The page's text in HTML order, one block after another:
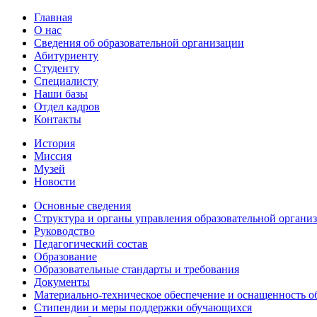
Главная
О нас
Сведения об образовательной организации
Абитуриенту
Студенту
Специалисту
Наши базы
Отдел кадров
Контакты
История
Миссия
Музей
Новости
Основные сведения
Структура и органы управления образовательной
Руководство
Педагогический состав
Образование
Образовательные стандарты и требования
Документы
Материально-техническое обеспечение и оснащенность
Стипендии и меры поддержки обучающихся